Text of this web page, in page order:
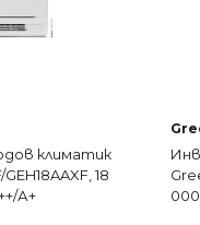
климатик
18
А+